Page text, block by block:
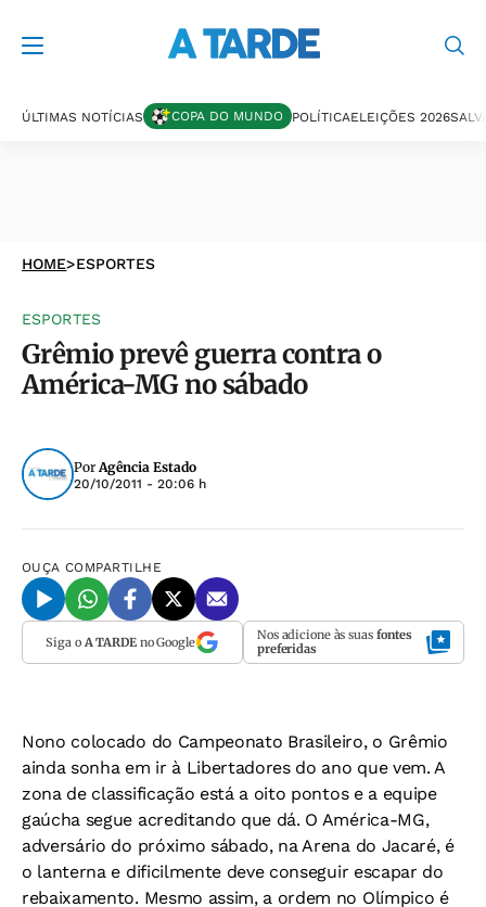
ÚLTIMAS NOTÍCIAS COPA DO MUNDO POLÍTICAELEIÇÕES 2026
HOME>ESPORTES
ESPORTES
Grêmio prevê guerra contra o
América-MG no sábado
PorAgência Estado
20/10/2011 - 20:06 h
OUÇA COMPARTILHE
Siga o A TARDEno Google Nos adicione às suas fontes
preferidas
Nono colocado do Campeonato Brasileiro, o Grêmio
ainda sonha em ir à Libertadores do ano que vem. A
zona de classificação está a oito pontos e a equipe
gaúcha segue acreditando que dá. O América-MG,
adversário do próximo sábado, na Arena do Jacaré, é
o lanterna e dificilmente deve conseguir escapar do
rebaixamento. Mesmo assim, a ordem no Olímpico é